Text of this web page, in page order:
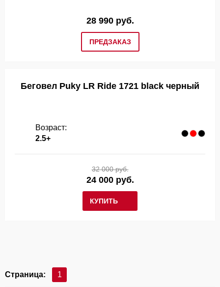
ПРЕДЗАКАЗ
28 990 руб.
Беговел Puky LR Ride 1721 black черный
Возраст:
2.5+
КУПИТЬ
32 000 руб.
24 000 руб.
Страница: 1